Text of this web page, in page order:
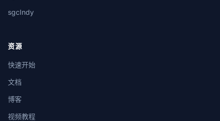
sgcIndy
资源
快速开始
文档
博客
视频教程